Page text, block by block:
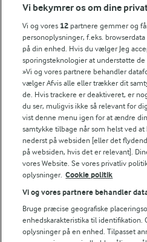
Årsrapport
FarmAhead™ Check rapport
Andelshaverinfo: Mælkepris
Fødevarestyrelsens smiley-
Fødevarestyrelsens smiley-
Fødevarestyrelsens smiley-
Følg
Vi bekymrer os om dine
Vi og vores 12 partnere gemmer og
personoplysninger, f.eks.
på din enhed. Hvis du vælger Jeg
sporingsteknologier at understøtte
»Vi og vores partnere behandler
vælger Afvis alle eller trækker dit
de. Hvis trackere er deaktiveret, er
du ser, muligvis ikke så relevant for
vist denne menu igen for at ændre
samtykke tilbage når som helst ved
nederst på websiden [eller det
på websiden, hvis det er relevant].
vores Website. Se vores privatliv
oplysninger. Cookie politik
Vi og vores partnere behandler
Bruge præcise geografiske
enhedskarakteristika til identifikation.
oplysninger på en enhed. Tilpasset